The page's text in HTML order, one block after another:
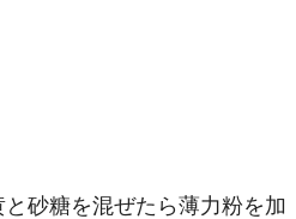
砂糖を混ぜたら薄力粉を加